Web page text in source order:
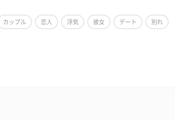
カップル 恋人 浮気 彼女 デート 別れ